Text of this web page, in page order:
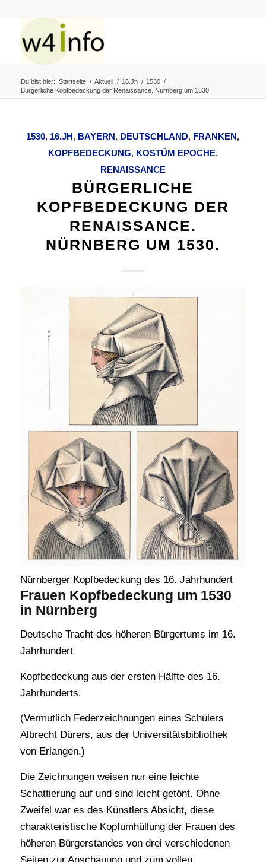
Du bist hier: Startseite / Aktuell / 16.Jh / 1530 /
Bürgerliche Kopfbedeckung der Renaissance. Nürnberg um 1530.
1530, 16.JH, BAYERN, DEUTSCHLAND, FRANKEN,
KOPFBEDECKUNG, KOSTÜM EPOCHE,
RENAISSANCE
BÜRGERLICHE
KOPFBEDECKUNG DER
RENAISSANCE.
NÜRNBERG UM 1530.
Nürnberger Kopfbedeckung des 16. Jahrhundert
Frauen Kopfbedeckung um 1530
in Nürnberg
Deutsche Tracht des höheren Bürgertums im 16.
Jahrhundert
Kopfbedeckung aus der ersten Hälfte des 16.
Jahrhunderts.
(Vermutlich Federzeichnungen eines Schülers
Albrecht Dürers, aus der Universitätsbibliothek
von Erlangen.)
Die Zeichnungen weisen nur eine leichte
Schattierung auf und sind leicht getönt. Ohne
Zweifel war es des Künstlers Absicht, diese
charakteristische Kopfumhüllung der Frauen des
höheren Bürgerstandes von drei verschiedenen